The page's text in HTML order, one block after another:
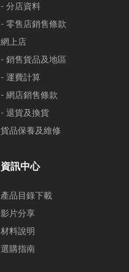
- 分店資料
- 零售店銷售條款
網上店
- 銷售貨品及地區
- 運費計算
- 網店銷售條款
- 退貨及換貨
貨品保養及維修
資訊中心
產品目錄下載
影片分享
材料說明
選購指南